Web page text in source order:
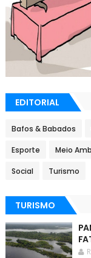
EDITORIAL
Bafos & Babados
Esporte Meio
Social Turismo
TURISMO